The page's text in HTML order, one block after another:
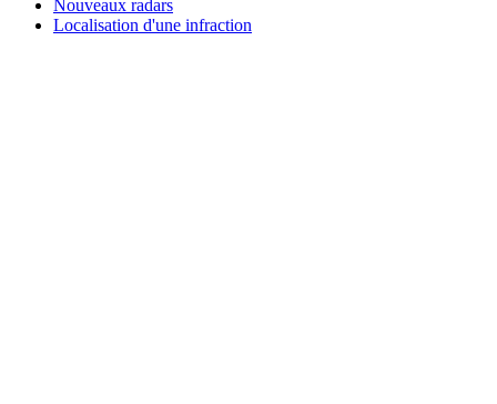
Nouveaux radars
Localisation d'une infraction